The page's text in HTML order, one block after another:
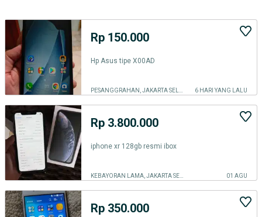
Rp 150.000
Hp Asus tipe X00AD
6 HARI YANG LALU
Rp 3.800.000
iphone xr 128gb resmi ibox
01 AGU
Rp 350.000